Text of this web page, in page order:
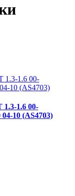
1.3-1.6 00-
10 (AS4703)